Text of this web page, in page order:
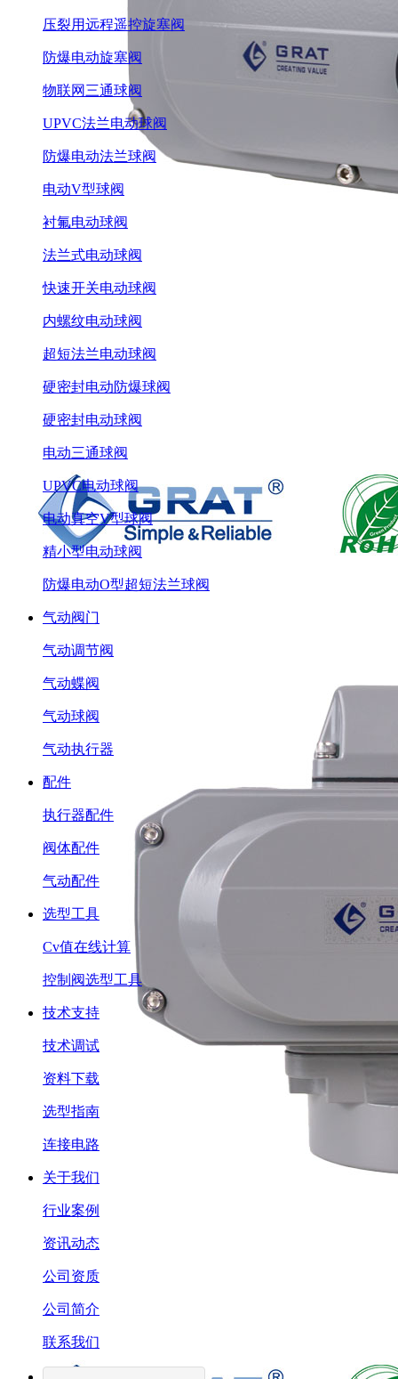
压裂用远程遥控旋塞阀
防爆电动旋塞阀
物联网三通球阀
UPVC法兰电动球阀
防爆电动法兰球阀
电动V型球阀
衬氟电动球阀
法兰式电动球阀
快速开关电动球阀
内螺纹电动球阀
超短法兰电动球阀
硬密封电动防爆球阀
硬密封电动球阀
电动三通球阀
UPVC电动球阀
电动真空V型球阀
精小型电动球阀
防爆电动O型超短法兰球阀
气动阀门
气动调节阀
气动蝶阀
气动球阀
气动执行器
配件
执行器配件
阀体配件
气动配件
选型工具
Cv值在线计算
控制阀选型工具
技术支持
技术调试
资料下载
选型指南
连接电路
关于我们
行业案例
资讯动态
公司资质
公司简介
联系我们